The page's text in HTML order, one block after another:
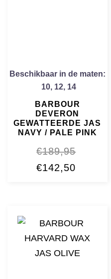
Beschikbaar in de maten:
10, 12, 14
BARBOUR
DEVERON
GEWATTEERDE JAS
NAVY / PALE PINK
€189,95
Oorspronkelijke
€142,50